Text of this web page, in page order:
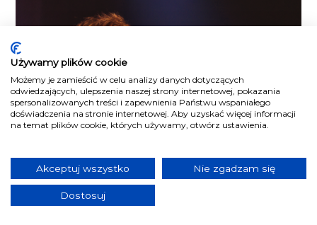
Używamy plików cookie
Możemy je zamieścić w celu analizy danych dotyczących
odwiedzających, ulepszenia naszej strony internetowej, pokazania
spersonalizowanych treści i zapewnienia Państwu wspaniałego
doświadczenia na stronie internetowej. Aby uzyskać więcej informacji
na temat plików cookie, których używamy, otwórz ustawienia.
Akceptuj wszystko Nie zgadzam się
Dostosuj